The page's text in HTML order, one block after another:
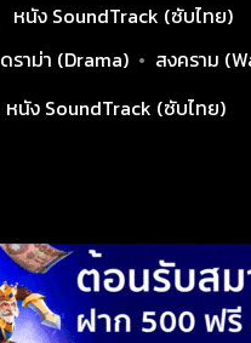
หนัง SoundTrack (ซับไทย)
ดราม่า (Drama) • สงคราม
หนัง SoundTrack (ซับไทย)